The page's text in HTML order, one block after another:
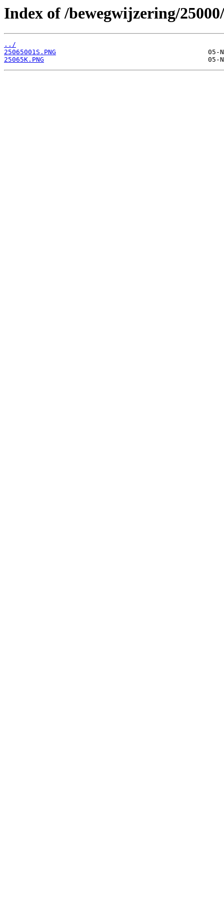
Index of /bewegwijzering/
../
25065001S.PNG
25065K.PNG